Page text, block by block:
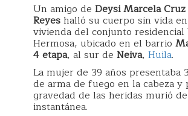
Un amigo de Deysi Marcela Cruz
Reyeshalló su cuerpo sin vida
vivienda del conjunto residencial
Hermosa, ubicado en el barrio
4 etapa, al sur de Neiva, Huila.
La mujer de 39 años presentaba
de arma de fuego en la cabeza y
gravedad de las heridas murió
instantánea.